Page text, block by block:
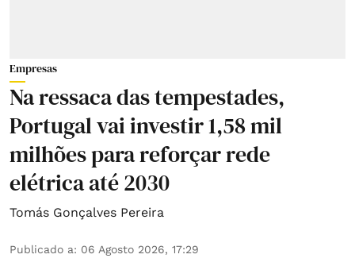
Empresas
Na ressaca das tempestades,
Portugal vai investir 1,58 mil
milhões para reforçar rede
elétrica até 2030
Tomás Gonçalves Pereira
Publicado a: 06 Agosto 2026, 17:29